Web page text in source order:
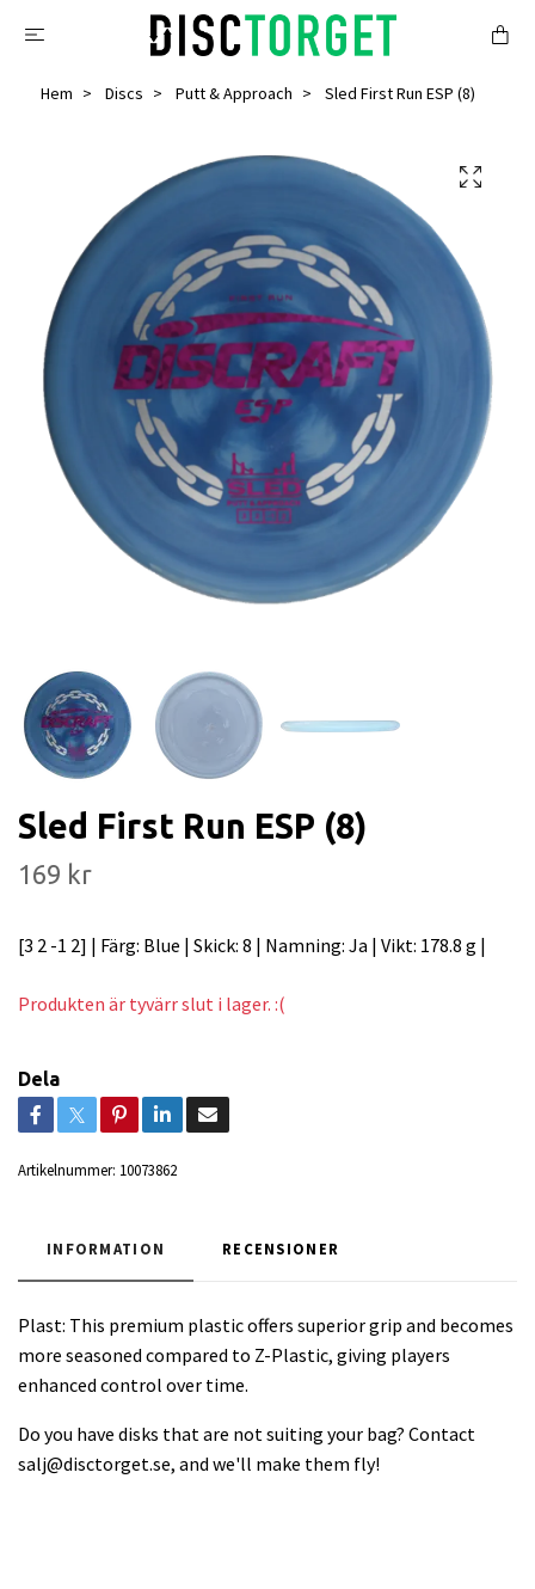
Hem Discs Putt & Approach Sled First Run ESP (8)
Sled First Run ESP (8)
169 kr
[3 2 -1 2] | Färg: Blue | Skick: 8 | Namning: Ja | Vikt: 178.8 g |
Produkten är tyvärr slut i lager. :(
Dela
Artikelnummer: 10073862
INFORMATION RECENSIONER
Plast: This premium plastic offers superior grip and becomes
more seasoned compared to Z-Plastic, giving players
enhanced control over time.
Do you have disks that are not suiting your bag? Contact
salj@disctorget.se, and we'll make them fly!